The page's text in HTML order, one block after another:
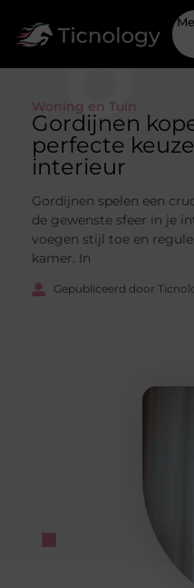
Woning en Tuin
Gordijnen
perfecte
interieur
Gordijnen spelen een
de gewenste sfeer in je
voegen stijl toe en
kamer. In
Gepubliceerd door